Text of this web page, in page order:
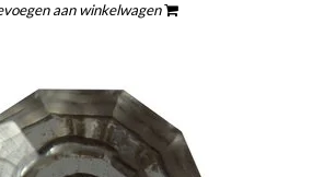
aan winkelwagen